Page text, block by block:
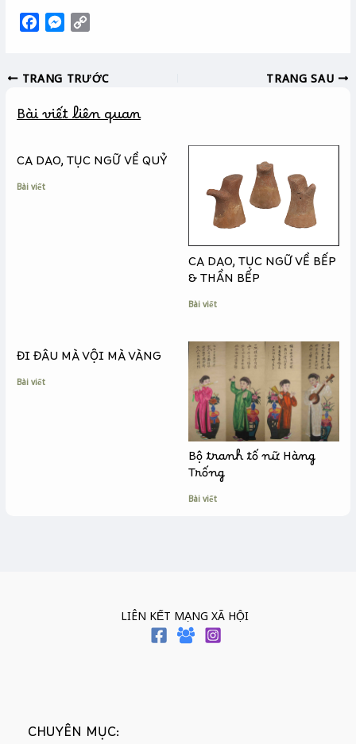
e
o
k
M
s
n
e
y
i
k
TRANG TRƯỚC TRANG SAU
Bài viết liên quan
CA DAO, TỤC NGỮ VỀ QUỶ
Bài viết
CA DAO, TỤC NGỮ VỀ BẾP
& THẦN BẾP
Bài viết
ĐI ĐÂU MÀ VỘI MÀ VÀNG
Bài viết
Bộ tranh tố nữ Hàng
Trống
Bài viết
LIÊN KẾT MẠNG XÃ HỘI
CHUYÊN MỤC: